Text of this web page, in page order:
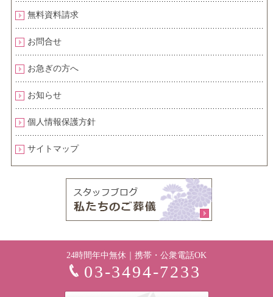
無料資料請求
お問合せ
お急ぎの方へ
お知らせ
個人情報保護方針
サイトマップ
24時間年中無休｜携帯・公衆電話OK
03-3494-7233